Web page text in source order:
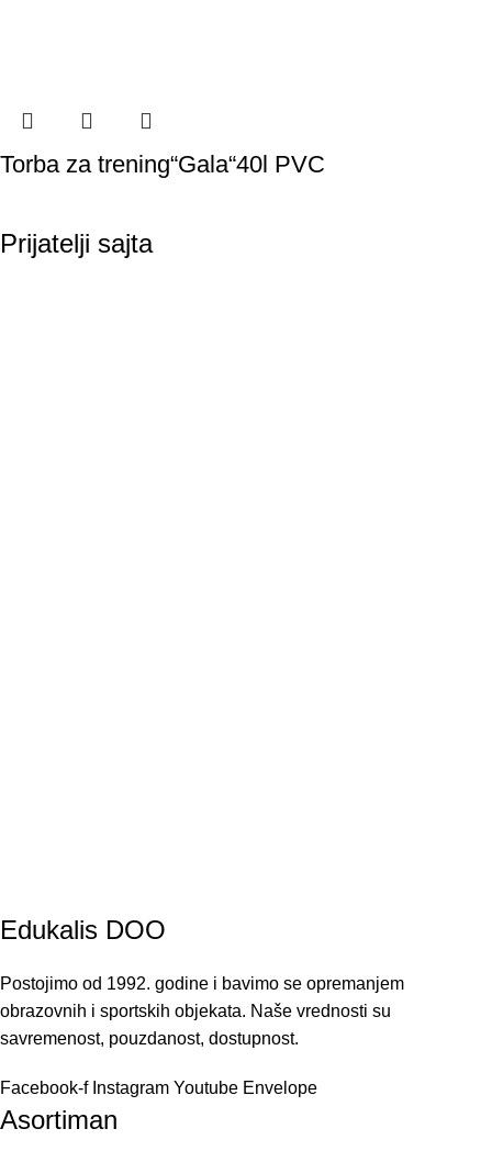
Torba za trening“Gala“40l PVC
Prijatelji sajta
Edukalis DOO
Postojimo od 1992. godine i bavimo se opremanjem
obrazovnih i sportskih objekata. Naše vrednosti su
savremenost, pouzdanost, dostupnost.
Facebook-f Instagram Youtube Envelope
Asortiman